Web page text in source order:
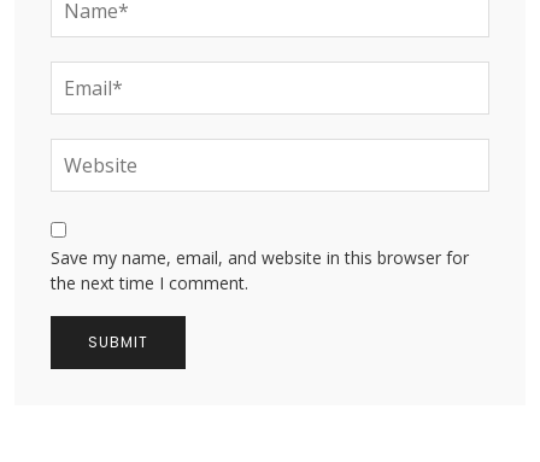
Save my name, email, and website in this browser for
the next time I comment.